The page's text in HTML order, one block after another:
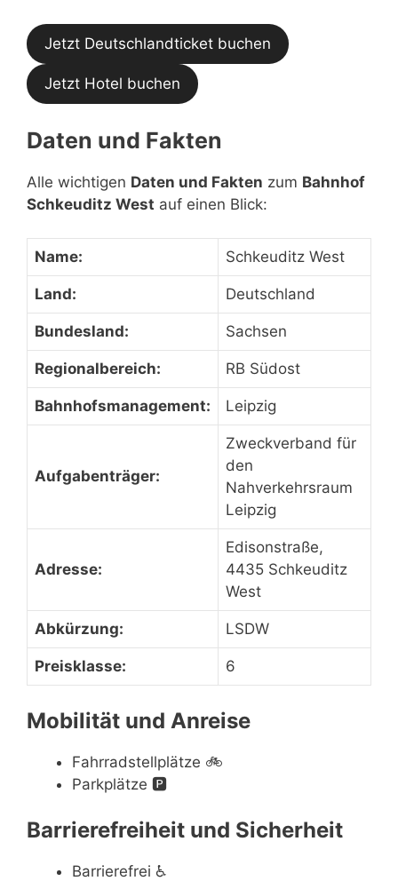
Jetzt Deutschlandticket buchen
Jetzt Hotel buchen
Daten und Fakten
Alle wichtigen Daten und Fakten zum Bahnhof
Schkeuditz West auf einen Blick:
Name: Schkeuditz West
Land: Deutschland
Bundesland: Sachsen
Regionalbereich: RB Südost
Bahnhofsmanagement: Leipzig
Aufgabenträger:
Zweckverband für
den
Nahverkehrsraum
Leipzig
Adresse:
Edisonstraße,
4435 Schkeuditz
West
Abkürzung: LSDW
Preisklasse: 6
Mobilität und Anreise
Fahrradstellplätze 🚲
Parkplätze 🅿️
Barrierefreiheit und Sicherheit
Barrierefrei ♿